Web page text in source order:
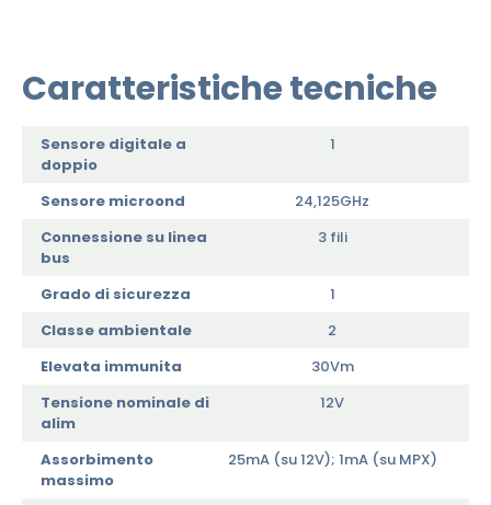
Caratteristiche tecniche
Sensore digitale a
doppio
1
Sensore microond
24,125GHz
Connessione su linea
bus
3 fili
Grado di sicurezza
1
Classe ambientale
2
Elevata immunita
30Vm
Tensione nominale di
alim
12V
Assorbimento
massimo
25mA (su 12V); 1mA (su MPX)